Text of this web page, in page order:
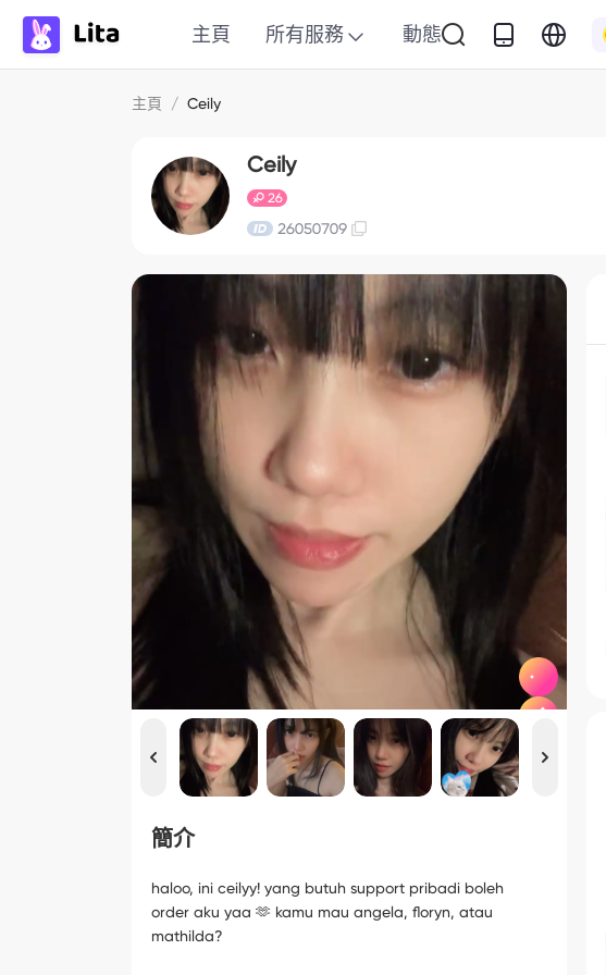
主頁 所有服務 動態
主頁 / Ceily
Ceily
26
26050709
簡介
haloo, ini ceilyy! yang butuh support pribadi boleh
order aku yaa 🫶 kamu mau angela, floryn, atau
mathilda?